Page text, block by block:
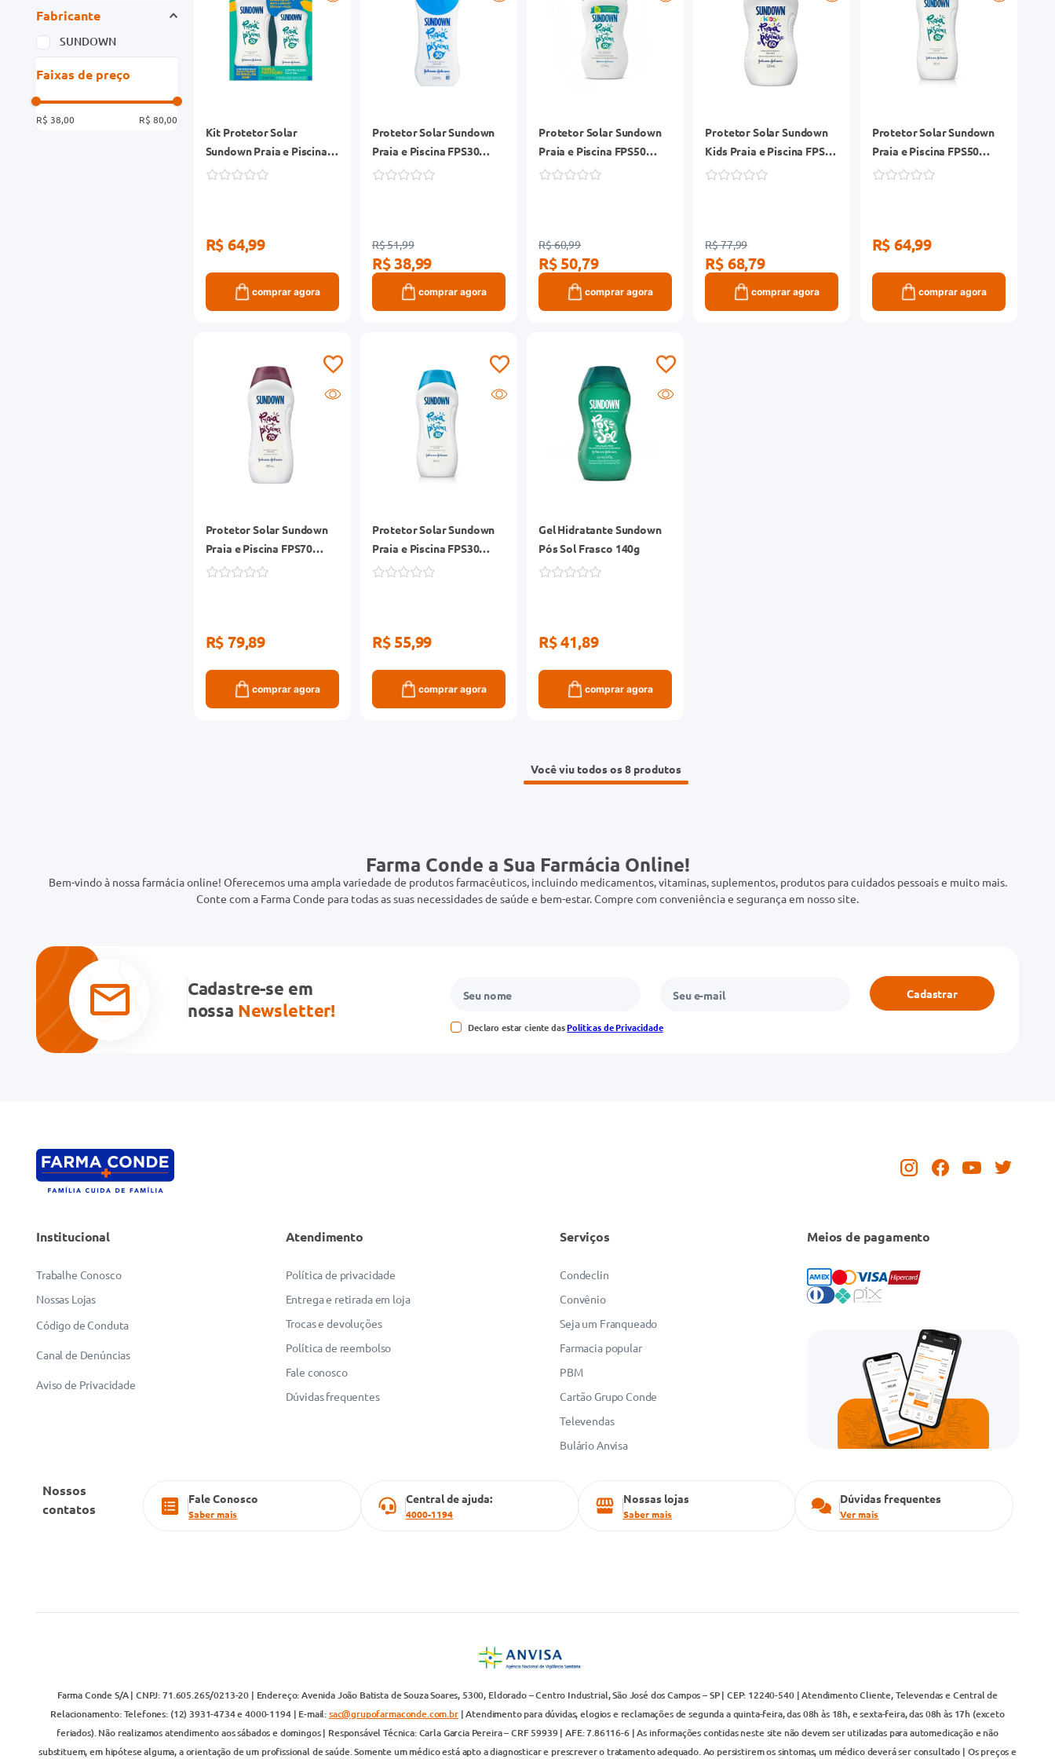
Fabricante
SUNDOWN
Faixas de preço
R$ 38,00 R$ 80,00
Kit Protetor Solar
Sundown Praia e Piscina
FPS50 Frasco 200ml +
R$ 64,99
comprar agora
Protetor Solar Sundown
Praia e Piscina FPS30
Frasco 120ml
R$ 51,99
R$ 38,99
comprar agora
Protetor Solar Sundown
Praia e Piscina FPS50
Frasco 120ml
R$ 60,99
R$ 50,79
comprar agora
Protetor Solar Sundown
Kids Praia e Piscina FPS60
Frasco 120ml
R$ 77,99
R$ 68,79
comprar agora
Protetor Solar Sundown
Praia e Piscina FPS50
Frasco 200ml
R$ 64,99
comprar agora
Protetor Solar Sundown
Praia e Piscina FPS70
Frasco 200ml
R$ 79,89
comprar agora
Protetor Solar Sundown
Praia e Piscina FPS30
Frasco 200ml
R$ 55,99
comprar agora
Gel Hidratante Sundown
Pós Sol Frasco 140g
R$ 41,89
comprar agora
Você viu todos os 8
Farma Conde a Sua Farmácia Online!
Bem-vindo à nossa farmácia online! Oferecemos uma ampla variedade de produtos farmacêuticos, incluindo medicamentos, vitaminas, suplementos, produtos para cuidados pessoais e muito mais.
Conte com a Farma Conde para todas as suas necessidades de saúde e bem-estar. Compre com conveniência e segurança em nosso site.
Cadastre-se em
nossa Newsletter!
Declaro estar ciente dasPolíticas de Privacidade
Cadastrar
Institucional
Trabalhe Conosco
Nossas Lojas
Código de Conduta
Canal de Denúncias
Aviso de Privacidade
Atendimento
Política de privacidade
Entrega e retirada em loja
Trocas e devoluções
Política de reembolso
Fale conosco
Dúvidas frequentes
Serviços
Condeclin
Convênio
Seja um Franqueado
Farmacia popular
PBM
Cartão Grupo Conde
Televendas
Bulário Anvisa
Meios de pagamento
Nossos
contatos
Fale Conosco
Saber mais
Central de ajuda:
4000-1194
Nossas lojas
Saber mais
Dúvidas frequentes
Ver mais
Farma Conde S/A | CNPJ: 71.605.265/0213-20 | Endereço: Avenida João Batista de Souza Soares, 5300, Eldorado – Centro Industrial, São José dos Campos – SP | CEP: 12240-540 | Atendimento Cliente, Televendas e Central de
Relacionamento: Telefones: (12) 3931-4734 e 4000-1194 | E-mail:sac@grupofarmaconde.com.br| Atendimento para dúvidas, elogios e reclamações de segunda a quinta-feira, das 08h às 18h, e sexta-feira, das 08h às 17h (exceto
feriados). Não realizamos atendimento aos sábados e domingos | Responsável Técnica: Carla Garcia Pereira – CRF 59939 | AFE: 7.86116-6 | As informações contidas neste site não devem ser utilizadas para automedicação e não
substituem, em hipótese alguma, a orientação de um profissional de saúde. Somente um médico está apto a diagnosticar e prescrever o tratamento adequado. Ao persistirem os sintomas, um médico deverá ser consultado | Os preços e